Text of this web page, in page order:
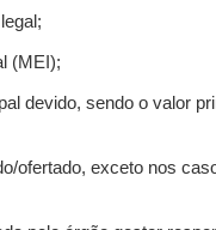
(MEI);
devido, sendo o valor
ofertado, exceto nos